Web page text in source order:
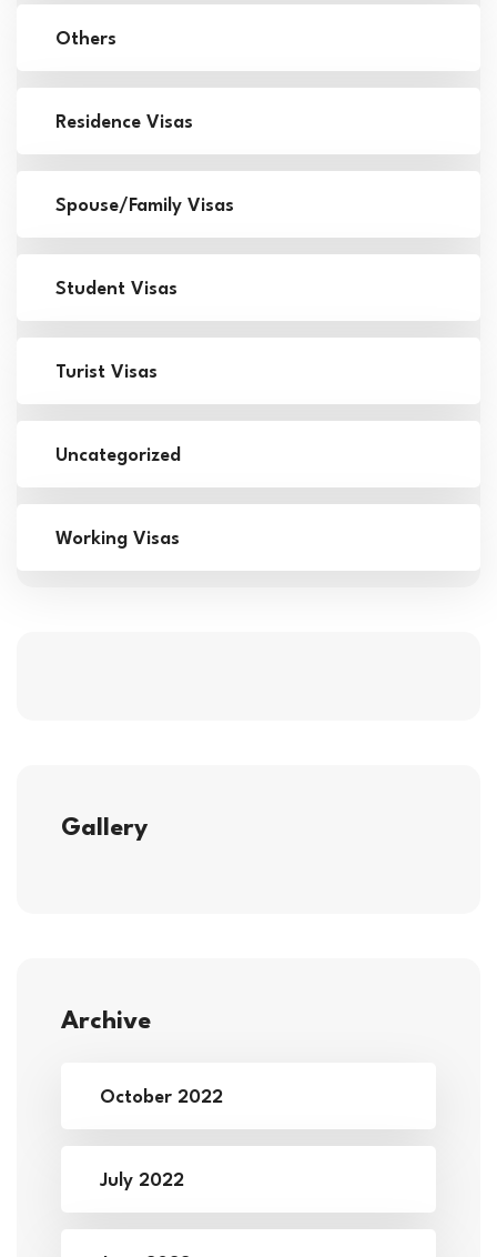
Others
Residence Visas
Spouse/Family Visas
Student Visas
Turist Visas
Uncategorized
Working Visas
Gallery
Archive
October 2022
July 2022